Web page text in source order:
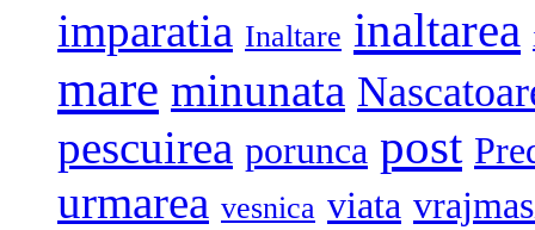
imparatia Inaltare inaltarea
mare minunata
pescuirea porunca post
urmarea vesnica viata